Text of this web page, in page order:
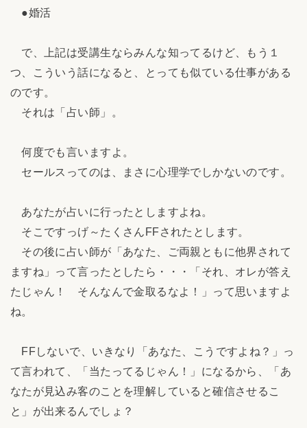
●婚活
で、上記は受講生ならみんな知ってるけど、もう１
つ、こういう話になると、とっても似ている仕事がある
のです。
それは「占い師」。
何度でも言いますよ。
セールスってのは、まさに心理学でしかないのです。
あなたが占いに行ったとしますよね。
そこですっげ～たくさんFFされたとします。
その後に占い師が「あなた、ご両親ともに他界されて
ますね」って言ったとしたら・・・「それ、オレが答え
たじゃん！ そんなんで金取るなよ！」って思いますよ
ね。
FFしないで、いきなり「あなた、こうですよね？」っ
て言われて、「当たってるじゃん！」になるから、「あ
なたが見込み客のことを理解していると確信させるこ
と」が出来るんでしょ？